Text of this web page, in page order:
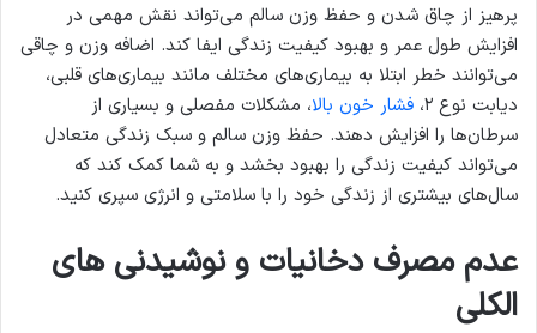
پرهیز از چاق شدن و حفظ وزن سالم می‌تواند نقش مهمی در
افزایش طول عمر و بهبود کیفیت زندگی ایفا کند. اضافه وزن و چاقی
می‌توانند خطر ابتلا به بیماری‌های مختلف مانند بیماری‌های قلبی،
دیابت نوع ۲،
فشار خون بالا، مشکلات مفصلی و بسیاری از
سرطان‌ها را افزایش دهند. حفظ وزن سالم و سبک زندگی متعادل
می‌تواند کیفیت زندگی را بهبود بخشد و به شما کمک کند که
سال‌های بیشتری از زندگی خود را با سلامتی و انرژی سپری کنید.
عدم مصرف دخانیات و نوشیدنی های
الکلی